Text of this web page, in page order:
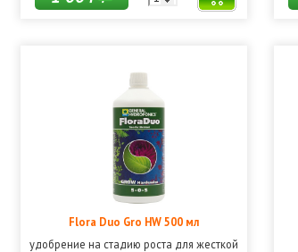
Flora Duo Gro HW 500 мл
удобрение на стадию роста для жесткой